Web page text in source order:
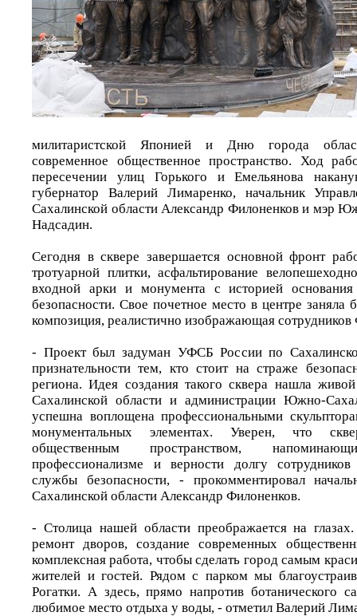
милитаристской Японией и Дню города
современное общественное пространство. Ход
пересечении улиц Горького и Емельянова
губернатор Валерий Лимаренко, начальник
Сахалинской области Александр Филоненков и мэр
Надсадин.
Сегодня в сквере завершается основной фронт
тротуарной плитки, асфальтирование
входной арки и монумента с историей
безопасности. Свое почетное место в центре заняла
композиция, реалистично изображающая
- Проект был задуман УФСБ России по
признательности тем, кто стоит на страже
региона. Идея создания такого сквера нашла
Сахалинской области и администрации Южно-
успешна воплощена профессиональными
монументальных элементах. Уверен, что
общественным пространством,
профессионализме и верности долгу
службы безопасности, - прокомментировал
Сахалинской области Александр Филоненков.
- Столица нашей области преображается на
ремонт дворов, создание современных
комплексная работа, чтобы сделать город самым
жителей и гостей. Рядом с парком мы
Рогатки. А здесь, прямо напротив ботанического
любимое место отдыха у воды, - отметил Валерий